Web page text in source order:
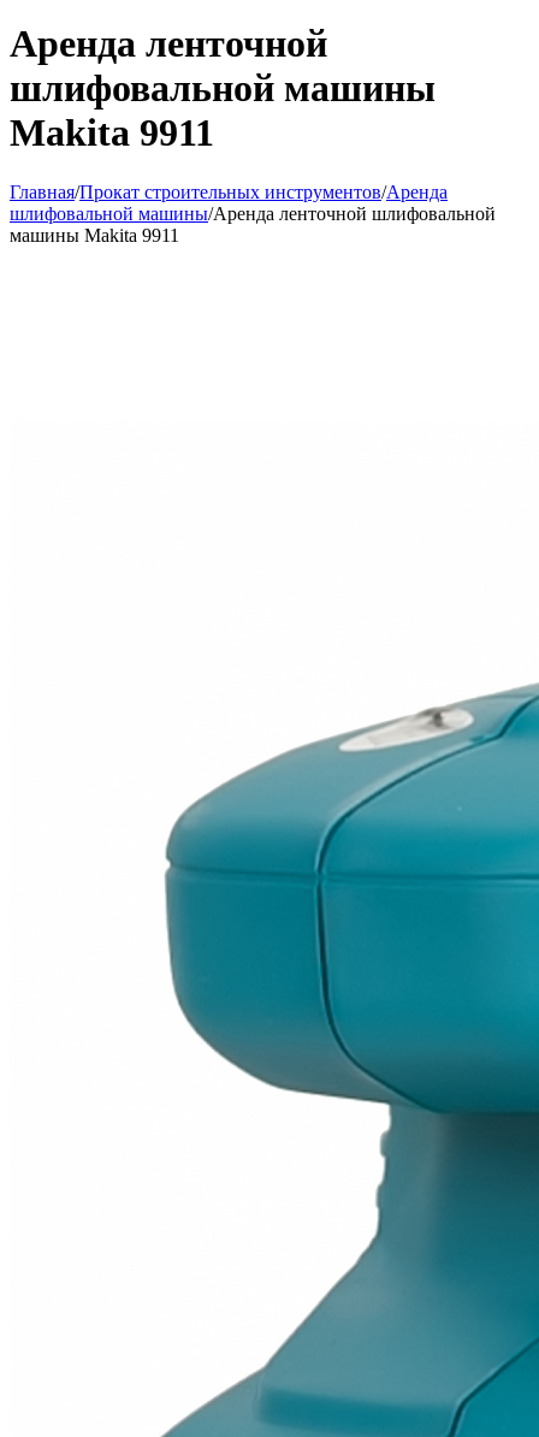
Аренда ленточной
шлифовальной машины
Makita 9911
Главная/Прокат строительных инструментов/Аренда
шлифовальной машины/Аренда ленточной шлифовальной
машины Makita 9911